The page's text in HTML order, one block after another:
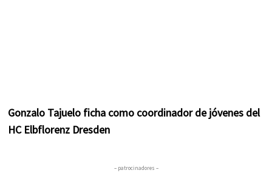
Gonzalo Tajuelo ficha como coordinador de jóvenes del
HC Elbflorenz Dresden
– patrocinadores –